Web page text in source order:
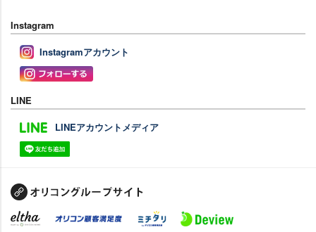
Instagram
Instagramアカウント
LINE
LINEアカウントメディア